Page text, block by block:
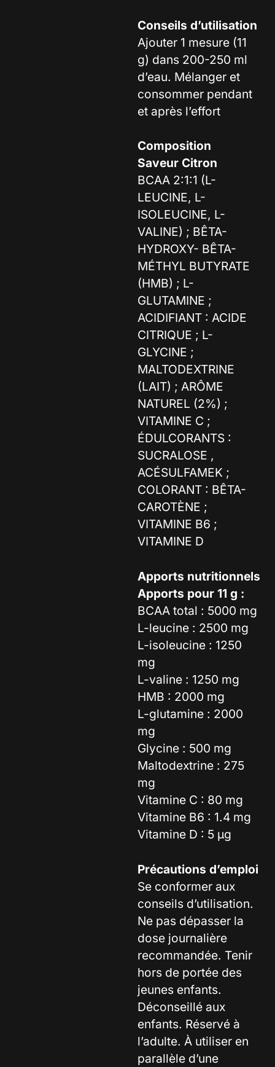
Conseils d’utilisation
Ajouter 1 mesure (11
g) dans 200-250 ml
d’eau. Mélanger et
consommer pendant
et après l’effort
Composition
Saveur Citron
BCAA 2:1:1 (L-
LEUCINE, L-
ISOLEUCINE, L-
VALINE) ; BÊTA-
HYDROXY- BÊTA-
MÉTHYL BUTYRATE
(HMB) ; L-
GLUTAMINE ;
ACIDIFIANT : ACIDE
CITRIQUE ; L-
GLYCINE ;
MALTODEXTRINE
(LAIT) ; ARÔME
NATUREL (2%) ;
VITAMINE C ;
ÉDULCORANTS :
SUCRALOSE ,
ACÉSULFAMEK ;
COLORANT : BÊTA-
CAROTÈNE ;
VITAMINE B6 ;
VITAMINE D
Apports nutritionnels
Apports pour 11 g :
BCAA total : 5000 mg
L-leucine : 2500 mg
L-isoleucine : 1250
mg
L-valine : 1250 mg
HMB : 2000 mg
L-glutamine : 2000
mg
Glycine : 500 mg
Maltodextrine : 275
mg
Vitamine C : 80 mg
Vitamine B6 : 1.4 mg
Vitamine D : 5 µg
Précautions d’emploi
Se conformer aux
conseils d’utilisation.
Ne pas dépasser la
dose journalière
recommandée. Tenir
hors de portée des
jeunes enfants.
Déconseillé aux
enfants. Réservé à
l’adulte. À utiliser en
parallèle d’une